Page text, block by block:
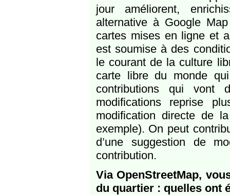
jour améliorent,
alternative à Google
cartes mises en ligne et
est soumise à des
le courant de la culture
carte libre du monde
contributions qui vont
modifications reprise
modification directe de
exemple). On peut
d’une suggestion de
contribution.
Via OpenStreetMap,
du quartier : quelles ont